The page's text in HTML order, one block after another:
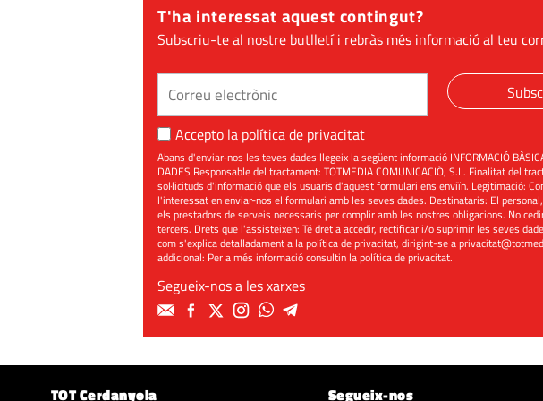
T'ha interessat aquest contingut?
Subscriu-te al nostre butlletí i rebràs més informació al teu
Accepto la política de privacitat
Abans d'enviar-nos les teves dades llegeix la següent informació INFORMACIÓ
DADES Responsable del tractament: TOTMEDIA COMUNICACIÓ, S.L. Finalitat del
sol·licituds d'informació que els usuaris d'aquest formulari ens enviïn. Legitimació:
l'interessat en enviar-nos el formulari amb les seves dades. Destinataris: El
els prestadors de serveis necessaris per complir amb les nostres obligacions. No
tercers. Drets que l'assisteixen: Té dret a accedir, rectificar i/o suprimir les seves
com s'explica detalladament a la política de privacitat, dirigint-se a
addicional: Per a més informació consultin lapolítica de privacitat.
Segueix-nos a les xarxes
TOT Cerdanyola Segueix-nos